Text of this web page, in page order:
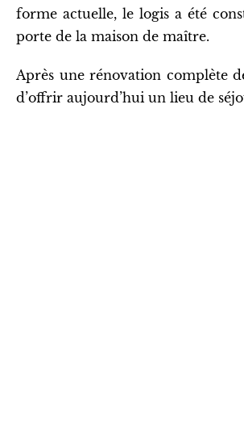
forme actuelle, le logis a été
porte de la maison de maître.
Après une rénovation complète
d’offrir aujourd’hui un lieu de